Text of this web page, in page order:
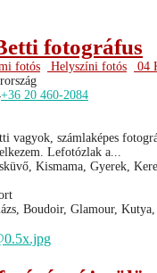
fotográfus
fotós Helyszíni fotós
04
+36 20 460-2084
vagyok, számlaképes
Lefotózlak a...
Kismama, Gyerek,
Boudoir, Glamour,